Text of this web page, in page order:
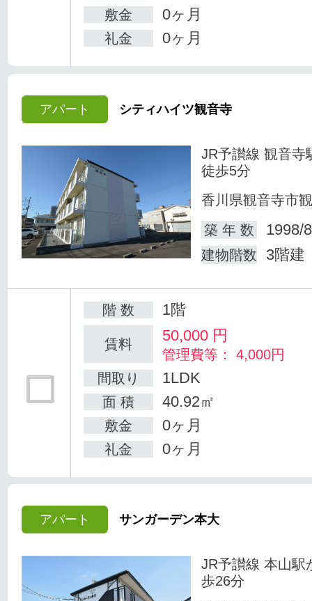
敷金 0ヶ月
礼金 0ヶ月
アパート シティハイツ観音寺
JR予讃線 観音寺
徒歩5分
香川県観音寺市
築 年 数
1998/
建物階数 3階建
階 数 1階
賃料 50,000 円
管理費等： 4,000円
間取り
1LDK
面 積 40.92㎡
敷金 0ヶ月
礼金 0ヶ月
アパート サンガーデン本大
JR予讃線 本山駅
歩26分